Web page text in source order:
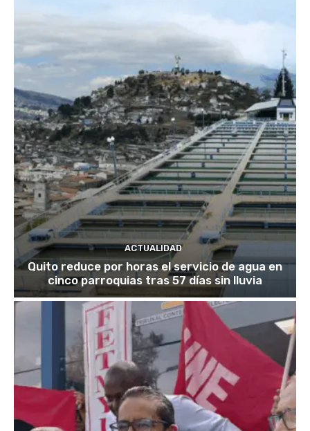
ACTUALIDAD
Quito reduce por horas el servicio de agua en
cinco parroquias tras 57 días sin lluvia